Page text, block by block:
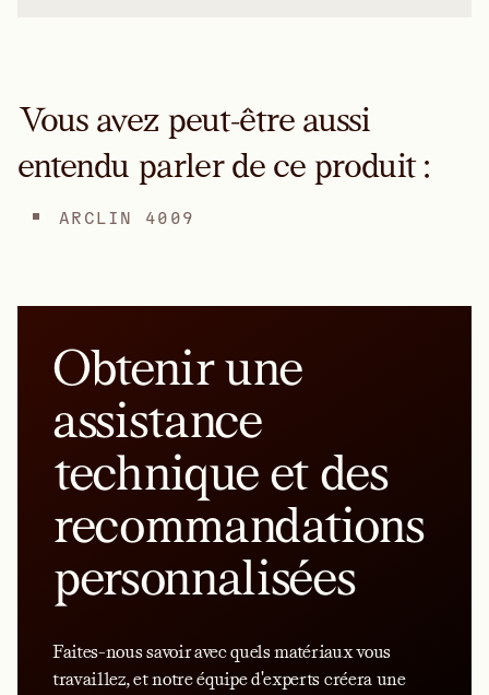
Vous avez peut-être aussi
entendu parler de ce produit :
ARCLIN 4009
Obtenir une
assistance
technique et des
recommandations
personnalisées
Faites-nous savoir avec quels matériaux vous
travaillez, et notre équipe d'experts créera une